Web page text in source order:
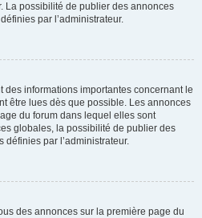
La possibilité de publier des annonces
par l’administrateur.
des informations importantes concernant le
être lues dès que possible. Les annonces
du forum dans lequel elles sont
globales, la possibilité de publier des
par l’administrateur.
des annonces sur la première page du